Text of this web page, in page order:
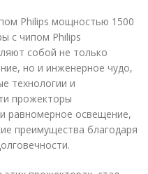
Philips мощностью 1500
с чипом Philips
собой не только
но и инженерное чудо,
технологии и
прожекторы
равномерное освещение,
преимущества благодаря